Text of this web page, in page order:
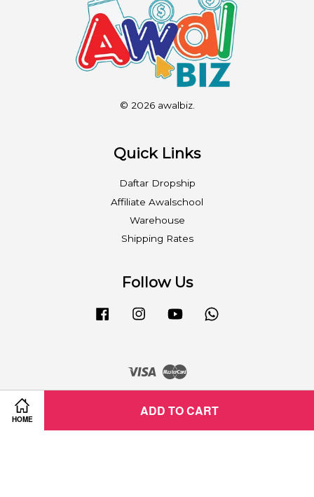
HOME
ADD TO CART
© 2026 awalbiz.
Quick Links
Daftar Dropship
Affiliate Awalschool
Warehouse
Shipping Rates
Follow Us
FacebookInstagramYouTube
Visa Master